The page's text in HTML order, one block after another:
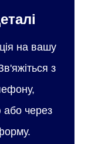
на вашу
з
через